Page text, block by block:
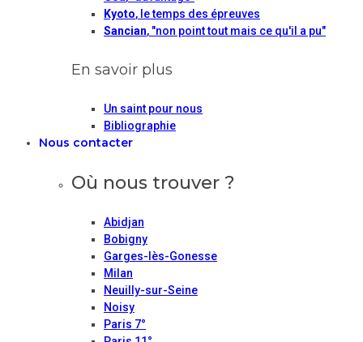
Kyoto, le temps des épreuves
Sancian, "non point tout mais ce qu'il a pu"
En savoir plus
Un saint pour nous
Bibliographie
Nous contacter
Où nous trouver ?
Abidjan
Bobigny
Garges-lès-Gonesse
Milan
Neuilly-sur-Seine
Noisy
Paris 7°